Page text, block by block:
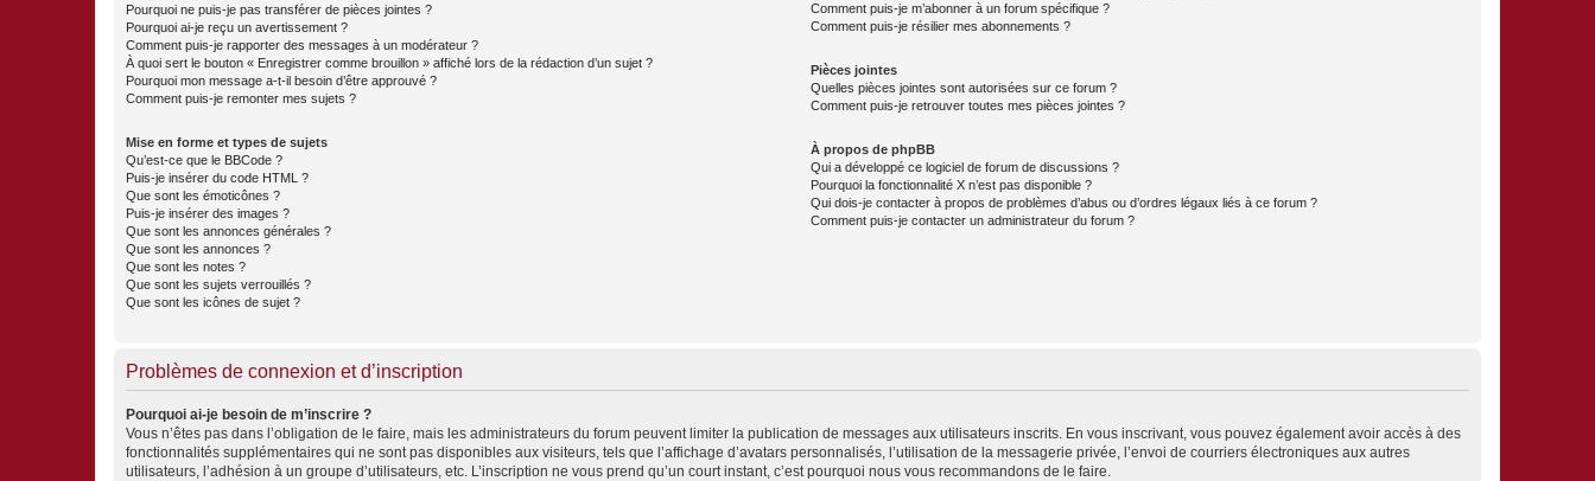
Pourquoi ne puis-je pas transférer de pièces jointes ?
Pourquoi ai-je reçu un avertissement ?
Comment puis-je rapporter des messages à un modérateur ?
À quoi sert le bouton « Enregistrer comme brouillon » affiché lors de la rédaction d’un sujet ?
Pourquoi mon message a-t-il besoin d’être approuvé ?
Comment puis-je remonter mes sujets ?
Mise en forme et types de sujets
Qu’est-ce que le BBCode ?
Puis-je insérer du code HTML ?
Que sont les émoticônes ?
Puis-je insérer des images ?
Que sont les annonces générales ?
Que sont les annonces ?
Que sont les notes ?
Que sont les sujets verrouillés ?
Que sont les icônes de sujet ?
Comment puis-je m’abonner à un forum spécifique ?
Comment puis-je résilier mes abonnements ?
Pièces jointes
Quelles pièces jointes sont autorisées sur ce forum ?
Comment puis-je retrouver toutes mes pièces jointes ?
À propos de phpBB
Qui a développé ce logiciel de forum de discussions ?
Pourquoi la fonctionnalité X n’est pas disponible ?
Qui dois-je contacter à propos de problèmes d’abus ou d’ordres légaux liés à ce forum ?
Comment puis-je contacter un administrateur du forum ?
Problèmes de connexion et d’inscription
Pourquoi ai-je besoin de m’inscrire ?
Vous n’êtes pas dans l’obligation de le faire, mais les administrateurs du forum peuvent limiter la publication de messages aux utilisateurs inscrits. En vous inscrivant, vous pouvez également avoir accès à des
fonctionnalités supplémentaires qui ne sont pas disponibles aux visiteurs, tels que l’affichage d’avatars personnalisés, l’utilisation de la messagerie privée, l’envoi de courriers électroniques aux autres
utilisateurs, l’adhésion à un groupe d’utilisateurs, etc. L’inscription ne vous prend qu’un court instant, c’est pourquoi nous vous recommandons de le faire.